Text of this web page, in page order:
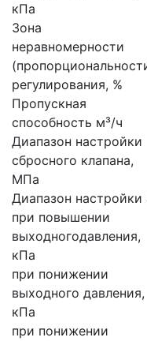
кПа
Зона
неравномерности
регулирования, %
Пропускная
способность м³/ч
Диапазон настройки
сбросного клапана,
МПа
Диапазон настройки
при повышении
выходногодавления,
кПа
при понижении
выходного давления,
кПа
при понижении